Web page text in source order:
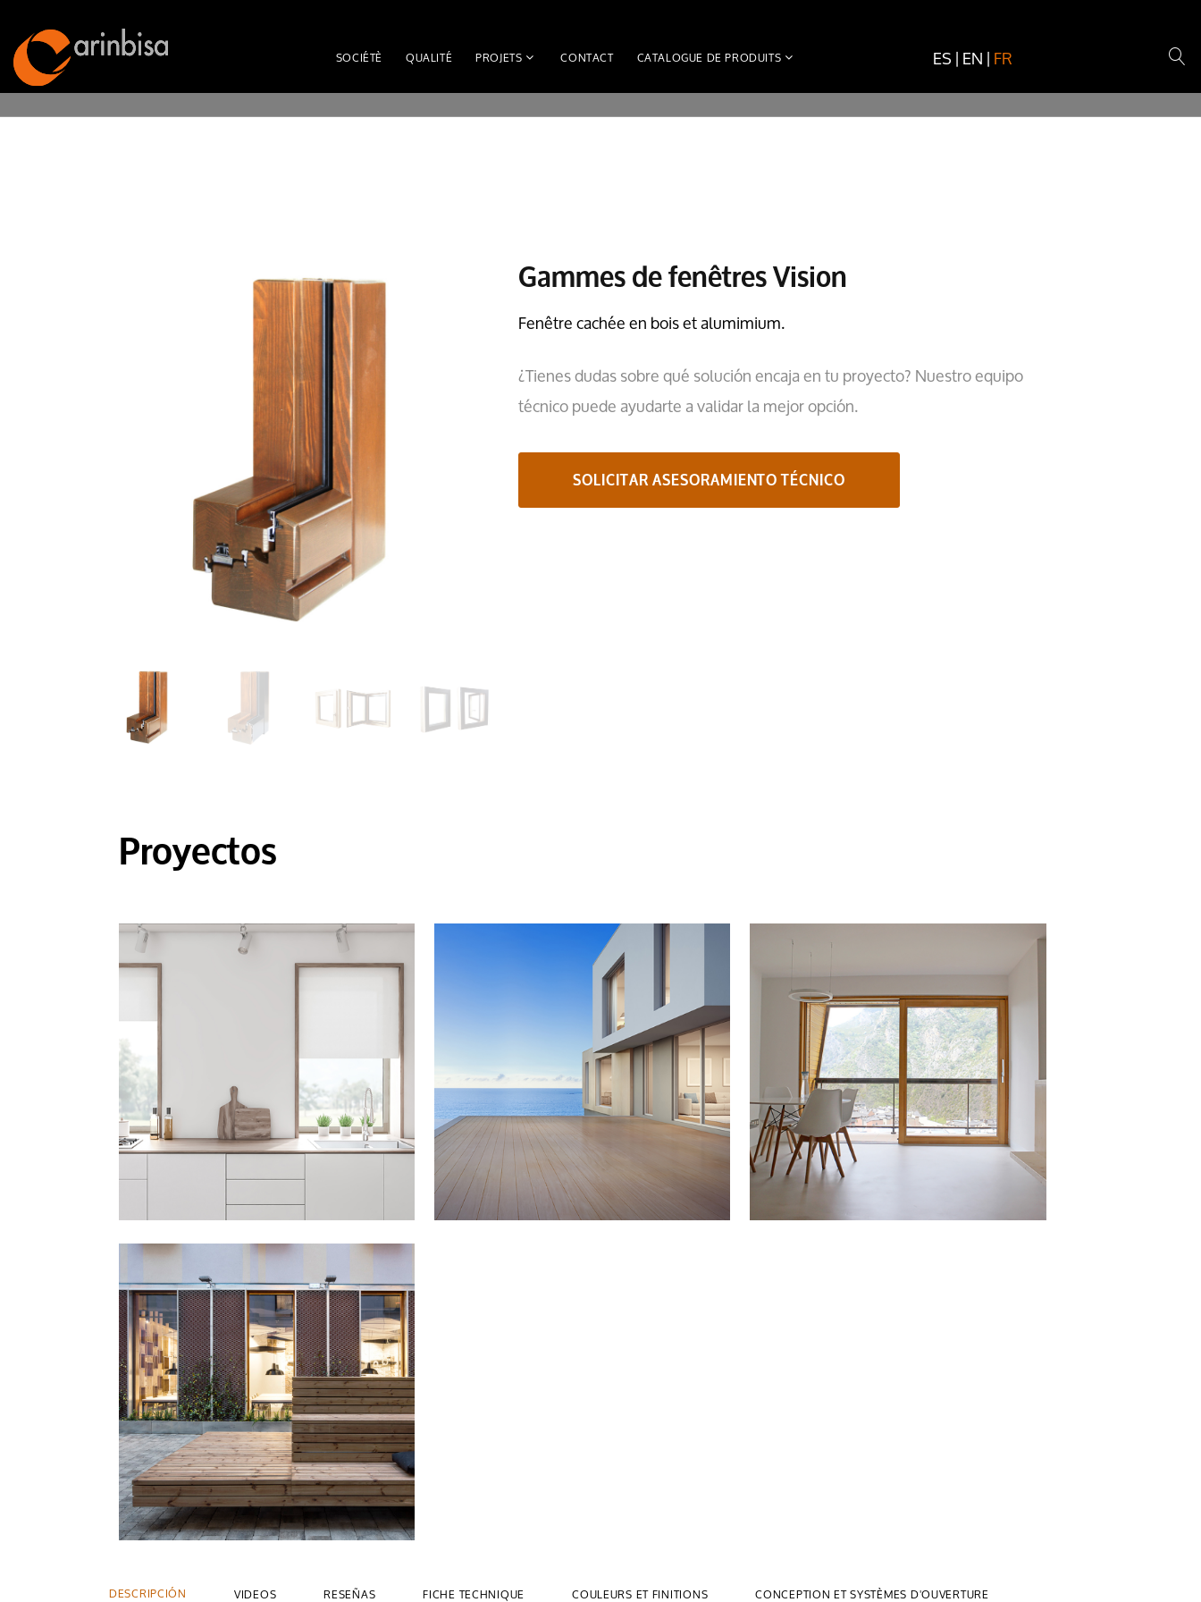
ES|EN|FR
SOCIÉTÈ QUALITÉ PROJETS CONTACT CATALOGUE DE PRODUITS
Gammes de fenêtres Vision
Fenêtre cachée en bois et alumimium.
¿Tienes dudas sobre qué solución encaja en tu proyecto? Nuestro equipo
técnico puede ayudarte a validar la mejor opción.
SOLICITAR ASESORAMIENTO TÉCNICO
Proyectos
DESCRIPCIÓN VIDEOS RESEÑAS FICHE TECHNIQUE COULEURS ET FINITIONS CONCEPTION ET SYSTÈMES D'OUVERTURE